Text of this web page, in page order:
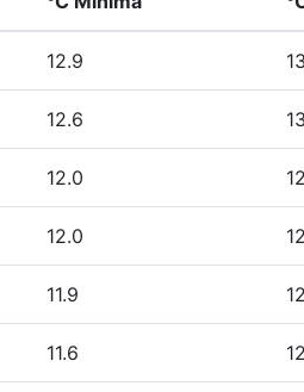
12.9
12.6
12.0
12.0
11.9
11.6